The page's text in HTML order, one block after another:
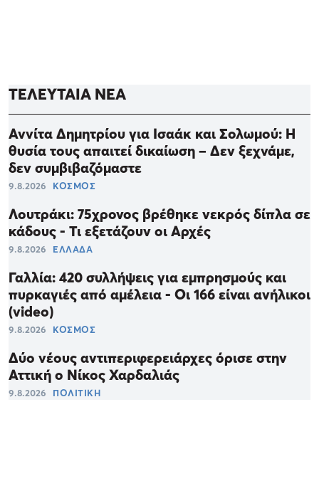
ΤΕΛΕΥΤΑΙΑ ΝΕΑ
Αννίτα Δημητρίου για Ισαάκ και Σολωμού: Η
θυσία τους απαιτεί δικαίωση – Δεν ξεχνάμε,
δεν συμβιβαζόμαστε
9.8.2026 ΚΟΣΜΟΣ
Λουτράκι: 75χρονος βρέθηκε νεκρός δίπλα σε
κάδους - Τι εξετάζουν οι Αρχές
9.8.2026 ΕΛΛΑΔΑ
Γαλλία: 420 συλλήψεις για εμπρησμούς και
πυρκαγιές από αμέλεια - Οι 166 είναι ανήλικοι
(video)
9.8.2026 ΚΟΣΜΟΣ
Δύο νέους αντιπεριφερειάρχες όρισε στην
Αττική ο Νίκος Χαρδαλιάς
9.8.2026 ΠΟΛΙΤΙΚΗ